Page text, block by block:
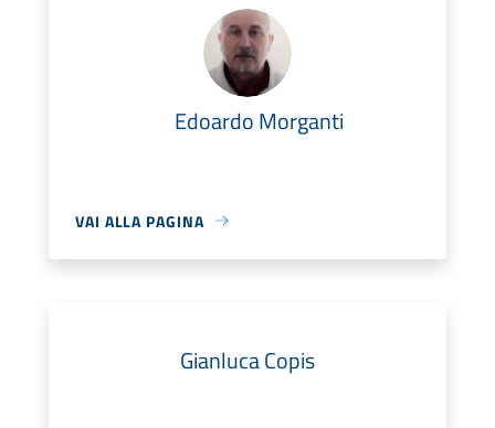
Edoardo Morganti
VAI ALLA PAGINA
Gianluca Copis